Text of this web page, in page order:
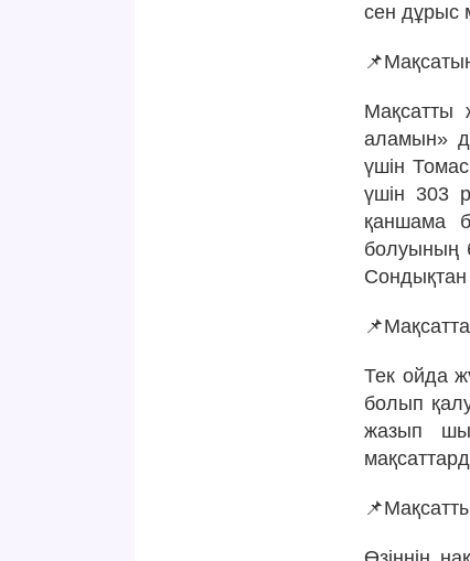
сен дұрыс
Мақсатты
аламын»
үшін
үшін 303
қаншама
болуының
Тек ойда
болып
жазып